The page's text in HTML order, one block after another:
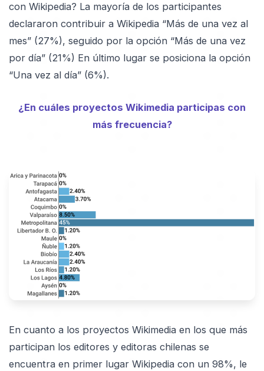
con Wikipedia? La mayoría de los participantes
declararon contribuir a Wikipedia “Más de una vez al
mes” (27%), seguido por la opción “Más de una vez
por día” (21%) En último lugar se posiciona la opción
“Una vez al día” (6%).
¿En cuáles proyectos Wikimedia participas con
más frecuencia?
En cuanto a los proyectos Wikimedia en los que más
participan los editores y editoras chilenas se
encuentra en primer lugar Wikipedia con un 98%, le